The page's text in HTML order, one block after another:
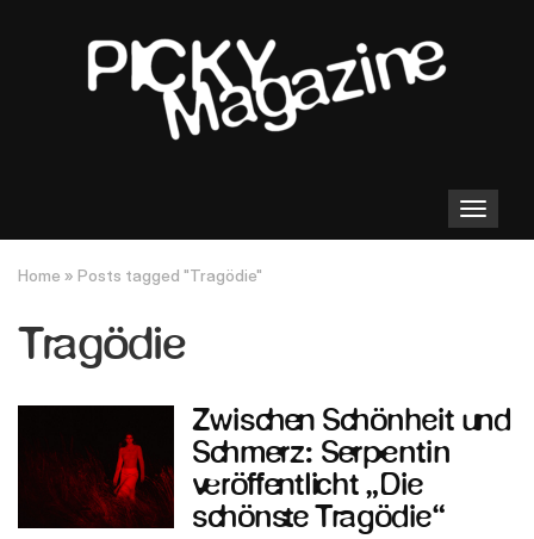
Toggle
navigation
Home » Posts tagged "Tragödie"
Tragödie
Zwischen Schönheit und
Schmerz: Serpentin
veröffentlicht „Die
schönste Tragödie“